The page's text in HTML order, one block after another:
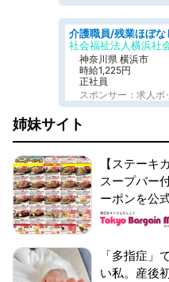
神奈川県 横浜市
時給1,225円
正社員
スポンサー：求人ボ
姉妹サイト
【ステーキ
スープバー
ーポンを公
「多指症」
い私。産後